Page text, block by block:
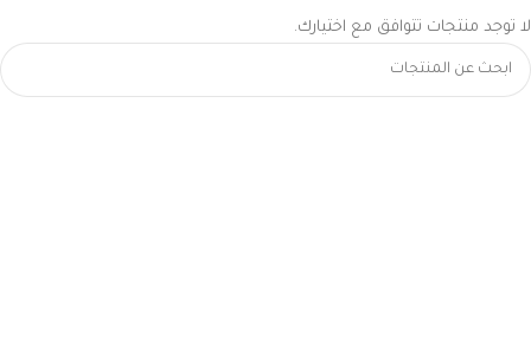
لا توجد منتجات تتوافق مع اختيارك.